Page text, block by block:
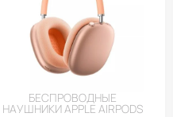
БЕСПРОВОДНЫЕ
НАУШНИКИ APPLE AIRPODS